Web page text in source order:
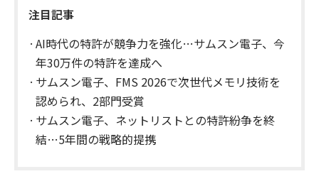
注目記事
AI時代の特許が競争力を強化…サムスン電子、今
年30万件の特許を達成へ
サムスン電子、FMS 2026で次世代メモリ技術を
認められ、2部門受賞
サムスン電子、ネットリストとの特許紛争を終
結…5年間の戦略的提携